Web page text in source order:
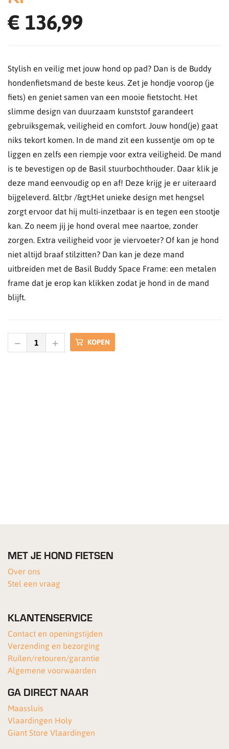
€ 136,99
Stylish en veilig met jouw hond op pad? Dan is de Buddy
hondenfietsmand de beste keus. Zet je hondje voorop (je
fiets) en geniet samen van een mooie fietstocht. Het
slimme design van duurzaam kunststof garandeert
gebruiksgemak, veiligheid en comfort. Jouw hond(je) gaat
niks tekort komen. In de mand zit een kussentje om op te
liggen en zelfs een riempje voor extra veiligheid. De mand
is te bevestigen op de Basil stuurbochthouder. Daar klik je
deze mand eenvoudig op en af! Deze krijg je er uiteraard
bijgeleverd. &lt;br /&gt;Het unieke design met hengsel
zorgt ervoor dat hij multi-inzetbaar is en tegen een stootje
kan. Zo neem jij je hond overal mee naartoe, zonder
zorgen. Extra veiligheid voor je viervoeter? Of kan je hond
niet altijd braaf stilzitten? Dan kan je deze mand
uitbreiden met de Basil Buddy Space Frame: een metalen
frame dat je erop kan klikken zodat je hond in de mand
blijft.
KOPEN
MET JE HOND FIETSEN
Over ons
Stel een vraag
KLANTENSERVICE
Contact en openingstijden
Verzending en bezorging
Ruilen/retouren/garantie
Algemene voorwaarden
GA DIRECT NAAR
Maassluis
Vlaardingen Holy
Giant Store Vlaardingen